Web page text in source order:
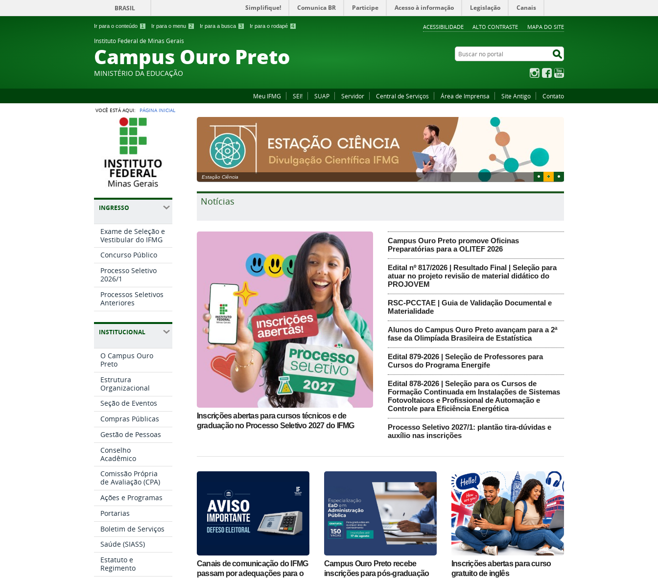
Ir para o conteúdo 1 Ir para o menu 2 Ir para a busca 3 Ir para o rodapé 4 ACESSIBILIDADE ALTO CONTRASTE MAPA DO SITE
BRASIL Simplifique! Comunica BR Participe Acesso à informação Legislação Canais
Instituto Federal de Minas Gerais
Campus Ouro Preto
MINISTÉRIO DA EDUCAÇÃO
Buscar no portal
InstagramFacebook
Meu IFMG SEI! SUAP Servidor Central de Serviços Área de Imprensa Site Antigo Contato
VOCÊ ESTÁ AQUI: PÁGINA INICIAL
INGRESSO
Exame de Seleção e
Vestibular do IFMG
Concurso Público
Processo Seletivo
2026/1
Processos Seletivos
Anteriores
INSTITUCIONAL
O Campus Ouro
Preto
Estrutura
Organizacional
Seção de Eventos
Compras Públicas
Gestão de Pessoas
Conselho
Acadêmico
Comissão Própria
de Avaliação (CPA)
Ações e Programas
Portarias
Boletim de Serviços
Saúde (SIASS)
Estatuto e
Regimento
Estação Ciência
Notícias
Inscrições abertas para cursos técnicos e de
graduação no Processo Seletivo 2027 do IFMG
Campus Ouro Preto promove Oficinas
Preparatórias para a OLITEF 2026
Edital nº 817/2026 | Resultado Final | Seleção para
atuar no projeto revisão de material didático do
PROJOVEM
RSC-PCCTAE | Guia de Validação Documental e
Materialidade
Alunos do Campus Ouro Preto avançam para a 2ª
fase da Olimpíada Brasileira de Estatística
Edital 879-2026 | Seleção de Professores para
Cursos do Programa Energife
Edital 878-2026 | Seleção para os Cursos de
Formação Continuada em Instalações de Sistemas
Fotovoltaicos e Profissional de Automação e
Controle para Eficiência Energética
Processo Seletivo 2027/1: plantão tira-dúvidas e
auxílio nas inscrições
Canais de comunicação do IFMG
passam por adequações para o
Campus Ouro Preto recebe
inscrições para pós-graduação
Inscrições abertas para curso
gratuito de inglês